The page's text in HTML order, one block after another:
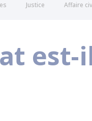
Justice Affaire